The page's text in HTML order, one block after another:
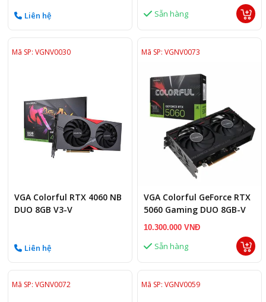
Liên hệ Sẵn hàng
Mã SP: VGNV0030
VGA Colorful RTX 4060 NB
DUO 8GB V3-V
Liên hệ
Mã SP: VGNV0073
VGA Colorful GeForce RTX
5060 Gaming DUO 8GB-V
GDDR7
10.300.000 VNĐ
Sẵn hàng
Mã SP: VGNV0072 Mã SP: VGNV0059